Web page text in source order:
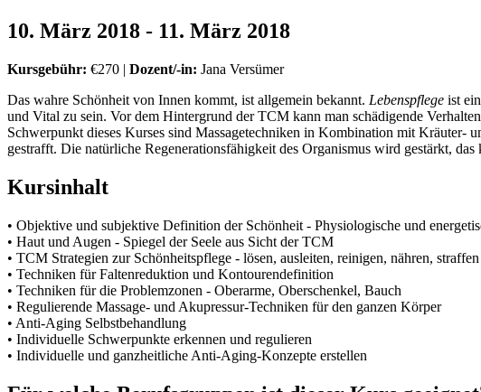
10. März 2018 - 11. März 2018
Kursgebühr: €270 | Dozent/-in: Jana Versümer
Das wahre Schönheit von Innen kommt, ist allgemein bekannt. Lebenspflege ist
und Vital zu sein. Vor dem Hintergrund der TCM kann man schädigende
Schwerpunkt dieses Kurses sind Massagetechniken in Kombination mit Kräuter-
gestrafft. Die natürliche Regenerationsfähigkeit des Organismus wird gestärkt,
Kursinhalt
• Objektive und subjektive Definition der Schönheit - Physiologische und
• Haut und Augen - Spiegel der Seele aus Sicht der TCM
• TCM Strategien zur Schönheitspflege - lösen, ausleiten, reinigen, nähren, straffen
• Techniken für Faltenreduktion und Kontourendefinition
• Techniken für die Problemzonen - Oberarme, Oberschenkel, Bauch
• Regulierende Massage- und Akupressur-Techniken für den ganzen Körper
• Anti-Aging Selbstbehandlung
• Individuelle Schwerpunkte erkennen und regulieren
• Individuelle und ganzheitliche Anti-Aging-Konzepte erstellen